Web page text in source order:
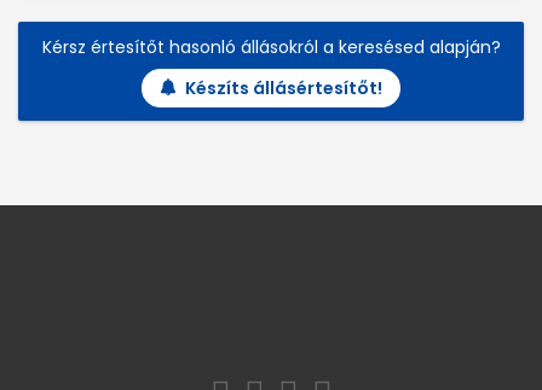
Kérsz értesítőt hasonló állásokról a keresésed alapján?
Készíts állásértesítőt!